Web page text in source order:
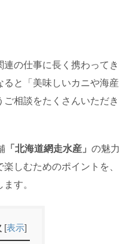
の仕事に長く携わってき
と「美味しいカニや海産
相談をたくさんいただき
「北海道網走水産」 の魅力
しむためのポイントを、
す。
[表示]